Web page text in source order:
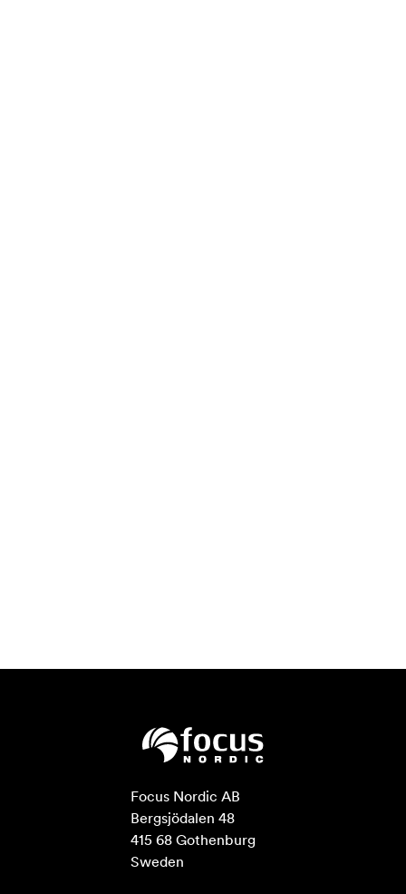
Focus Nordic AB
Bergsjödalen 48
415 68 Gothenburg
Sweden